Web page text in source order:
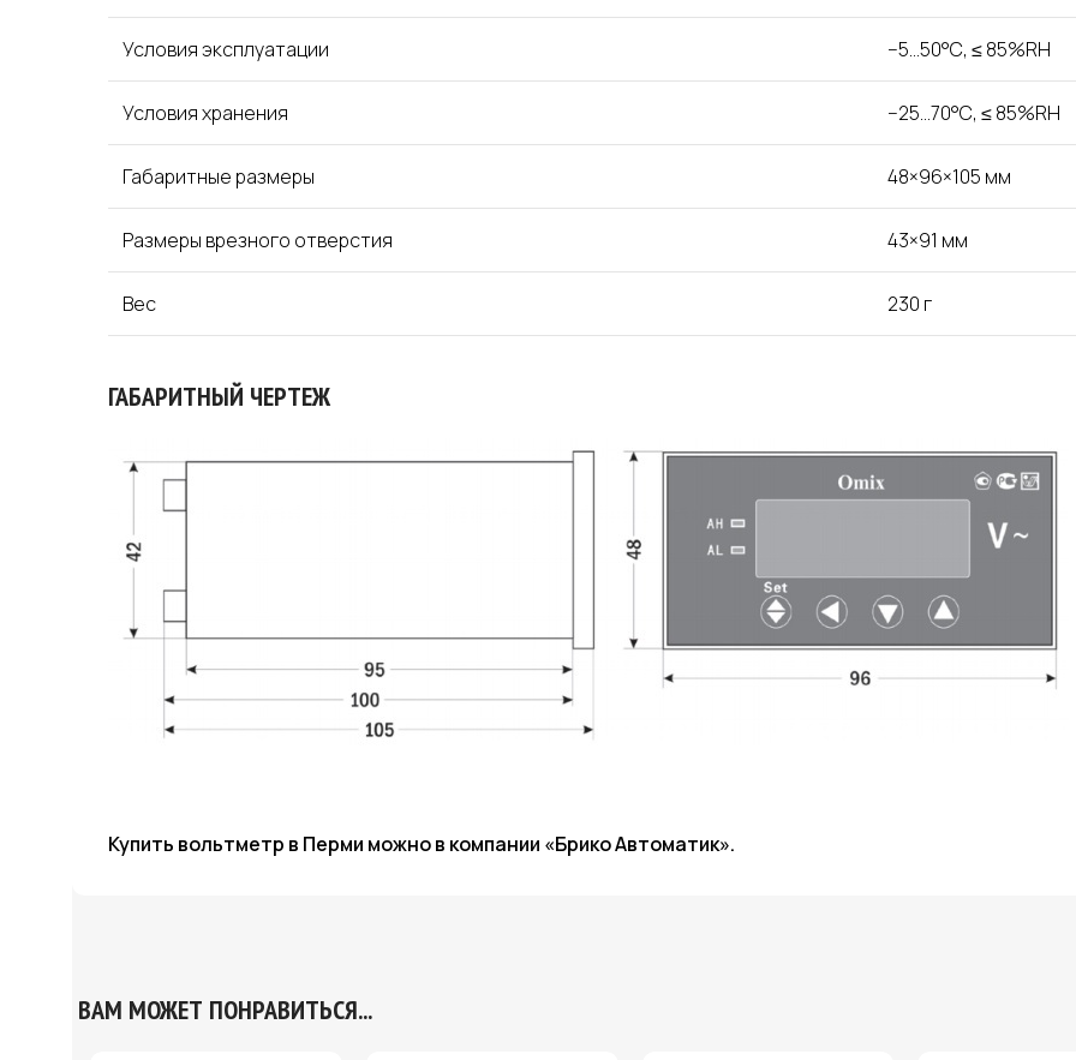
Условия эксплуатации −5…50°С, ≤ 85%RH
Условия хранения −25…70°С, ≤ 85%RH
Габаритные размеры 48×96×105 мм
Размеры врезного отверстия 43×91 мм
Вес 230 г
ГАБАРИТНЫЙ ЧЕРТЕЖ
Купить вольтметр в Перми можнов компании «Брико Автоматик».
ВАМ МОЖЕТ ПОНРАВИТЬСЯ...